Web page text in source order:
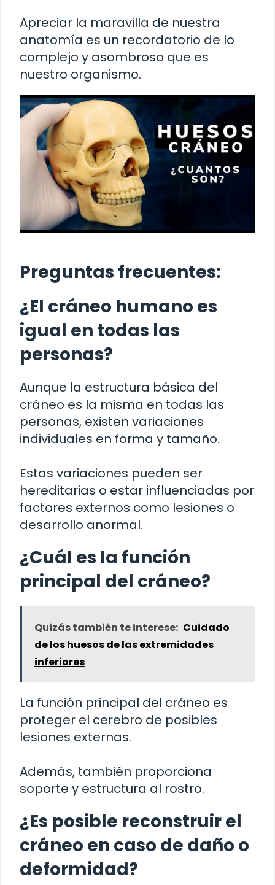
Apreciar la maravilla de nuestra
anatomía es un recordatorio de lo
complejo y asombroso que es
nuestro organismo.
Preguntas frecuentes:
¿El cráneo humano es
igual en todas las
personas?
Aunque la estructura básica del
cráneo es la misma en todas las
personas, existen variaciones
individuales en forma y tamaño.
Estas variaciones pueden ser
hereditarias o estar influenciadas por
factores externos como lesiones o
desarrollo anormal.
¿Cuál es la función
principal del cráneo?
Quizás también te interese: Cuidado
de los huesos de las extremidades
inferiores
La función principal del cráneo es
proteger el cerebro de posibles
lesiones externas.
Además, también proporciona
soporte y estructura al rostro.
¿Es posible reconstruir el
cráneo en caso de daño o
deformidad?